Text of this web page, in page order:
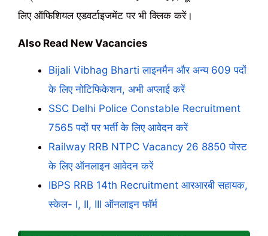
लिए ऑफिशियल एडवर्टाइजमेंट पर भी क्लिक करें।
Also Read New Vacancies
Bijali Vibhag Bharti लाइनमैन और अन्य 609 पदों
के लिए नोटिफिकेशन, अभी अप्लाई करें
SSC Delhi Police Constable Recruitment
7565 पदों पर भर्ती के लिए आवेदन करें
Railway RRB NTPC Vacancy 26 8850 पोस्ट
के लिए ऑनलाइन आवेदन करें
IBPS RRB 14th Recruitment आरआरबी सहायक,
स्केल- I, II, III ऑनलाइन फॉर्म